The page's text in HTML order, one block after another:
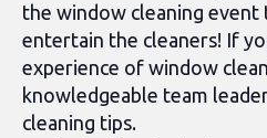
the window cleaning event
entertain the cleaners! If
experience of window
knowledgeable team
cleaning tips.